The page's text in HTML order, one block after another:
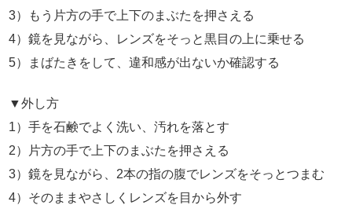
3）もう片方の手で上下のまぶたを押さえる
4）鏡を見ながら、レンズをそっと黒目の上に乗せる
5）まばたきをして、違和感が出ないか確認する
▼外し方
1）手を石鹸でよく洗い、汚れを落とす
2）片方の手で上下のまぶたを押さえる
3）鏡を見ながら、2本の指の腹でレンズをそっとつまむ
4）そのままやさしくレンズを目から外す